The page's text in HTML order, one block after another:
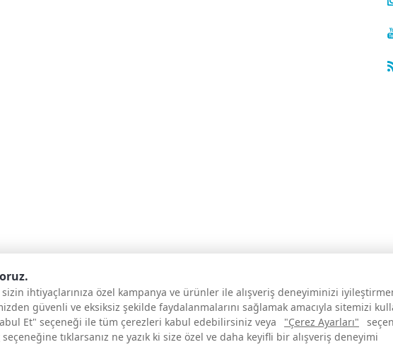
ihtiyaçlarınıza özel kampanya ve ürünler ile alışveriş deneyiminizi
güvenli ve eksiksiz şekilde faydalanmalarını sağlamak amacıyla sitemizi
Et" seçeneği ile tüm çerezleri kabul edebilirsiniz veya
"Çerez Ayarları"
seçeneğine tıklarsanız ne yazık ki size özel ve daha keyifli bir alışveriş deneyimi